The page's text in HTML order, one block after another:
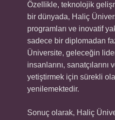
Özellikle, teknolojik
bir dünyada, Haliç
programları ve inovatif
sadece bir diplomadan
Üniversite, geleceğin
insanlarını,
yetiştirmek için sürekli
yenilemektedir.
Sonuç olarak, Haliç